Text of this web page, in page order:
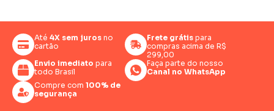
Até 4X sem juros no
cartão
Frete grátispara
compras acima de R$
299,00
Envio imediato para
todo Brasil
Faça parte do nosso
Canal no WhatsApp
Compre com 100% de
segurança